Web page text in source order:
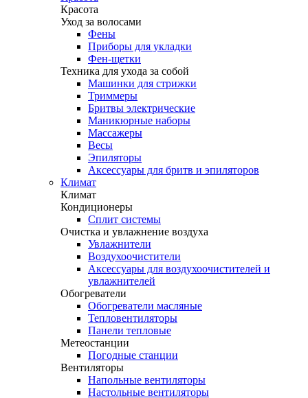
Красота
Уход за волосами
Фены
Приборы для укладки
Фен-щетки
Техника для ухода за собой
Машинки для стрижки
Триммеры
Бритвы электрические
Маникюрные наборы
Массажеры
Весы
Эпиляторы
Аксессуары для бритв и эпиляторов
Климат
Климат
Кондиционеры
Сплит системы
Очистка и увлажнение воздуха
Увлажнители
Воздухоочистители
Аксессуары для воздухоочистителей и
увлажнителей
Обогреватели
Обогреватели масляные
Тепловентиляторы
Панели тепловые
Метеостанции
Погодные станции
Вентиляторы
Напольные вентиляторы
Настольные вентиляторы